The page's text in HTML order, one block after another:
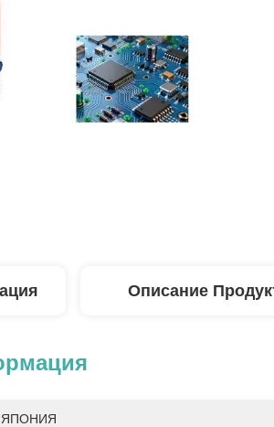
Описание
ЯПОНИЯ